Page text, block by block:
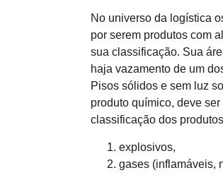
No universo da logística
por serem produtos com
sua classificação. Sua
haja vazamento de um
Pisos sólidos e sem luz
produto químico, deve
classificação dos
explosivos,
gases (inflamáveis,